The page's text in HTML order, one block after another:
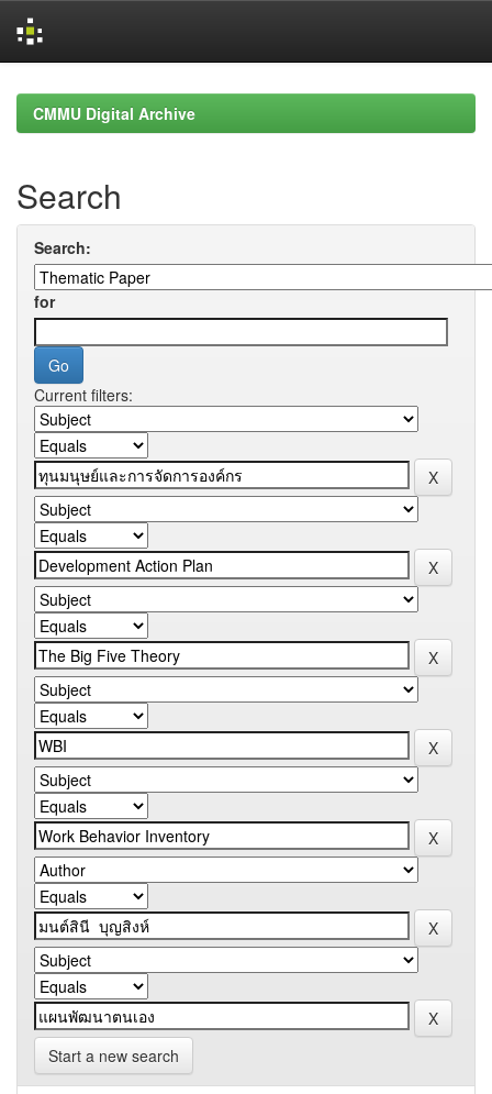
navigationCMMU Digital Archive
Search
Search:
for
Current filters:
Start a new search